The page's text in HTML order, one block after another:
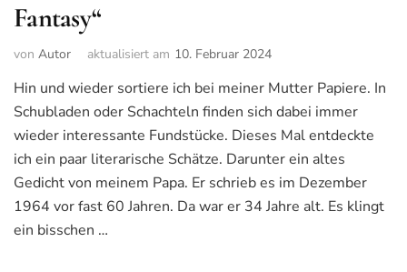
Fantasy“
von Autor aktualisiert am 10. Februar 2024
Hin und wieder sortiere ich bei meiner Mutter Papiere. In
Schubladen oder Schachteln finden sich dabei immer
wieder interessante Fundstücke. Dieses Mal entdeckte
ich ein paar literarische Schätze. Darunter ein altes
Gedicht von meinem Papa. Er schrieb es im Dezember
1964 vor fast 60 Jahren. Da war er 34 Jahre alt. Es klingt
ein bisschen …